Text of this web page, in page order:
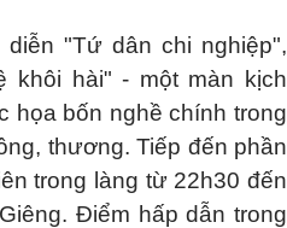
"Tứ dân chi nghiệp",
khôi hài" - một màn kịch
họa bốn nghề chính trong
thương. Tiếp đến phần
trong làng từ 22h30 đến
Điểm hấp dẫn trong